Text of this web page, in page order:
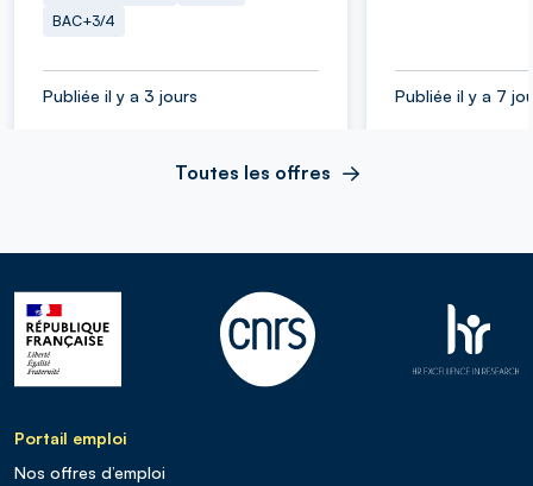
BAC+3/4
Publiée il y a 3 jours Publiée il y a 7
Toutes les offres
Portail emploi
Nos offres d’emploi